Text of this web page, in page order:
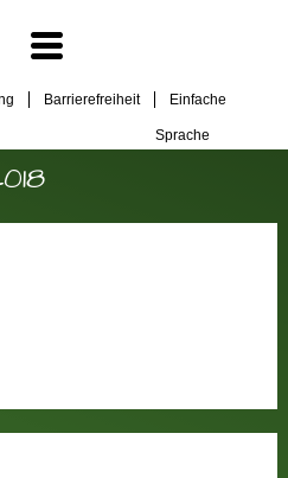
Barrierefreiheit Einfache
Sprache